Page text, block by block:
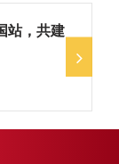
站，共建